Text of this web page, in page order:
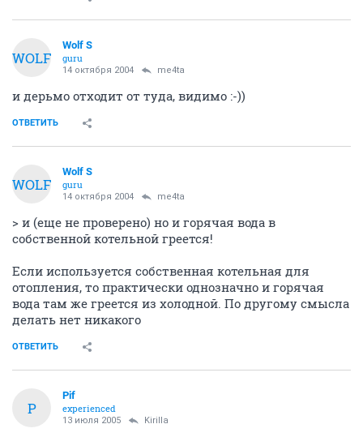
WOLF
Wolf S
guru
14 октября 2004 me4ta
и дерьмо отходит от туда, видимо :-))
ОТВЕТИТЬ
WOLF
Wolf S
guru
14 октября 2004 me4ta
> и (еще не проверено) но и горячая вода в
собственной котельной греется!
Если используется собственная котельная для
отопления, то практически однозначно и горячая
вода там же греется из холодной. По другому смысла
делать нет никакого
ОТВЕТИТЬ
P
Pif
experienced
13 июля 2005 Kirilla